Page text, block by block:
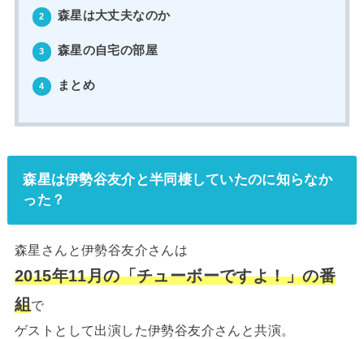
2 森星は大丈夫なのか
3 森星の自宅の部屋
4 まとめ
森星は伊勢谷友介と半同棲していたのに知らなか
った？
森星さんと伊勢谷友介さんは
2015年11月の「チューボーですよ！」の番
組で
ゲストとして出演した伊勢谷友介さんと共演。